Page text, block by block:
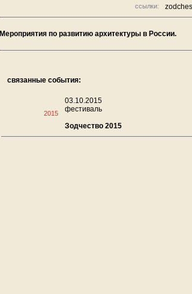
ссылки:
Мероприятия по развитию архитектуры в России.
связанные события:
2015
03.10.2015
фестиваль
Зодчество 2015